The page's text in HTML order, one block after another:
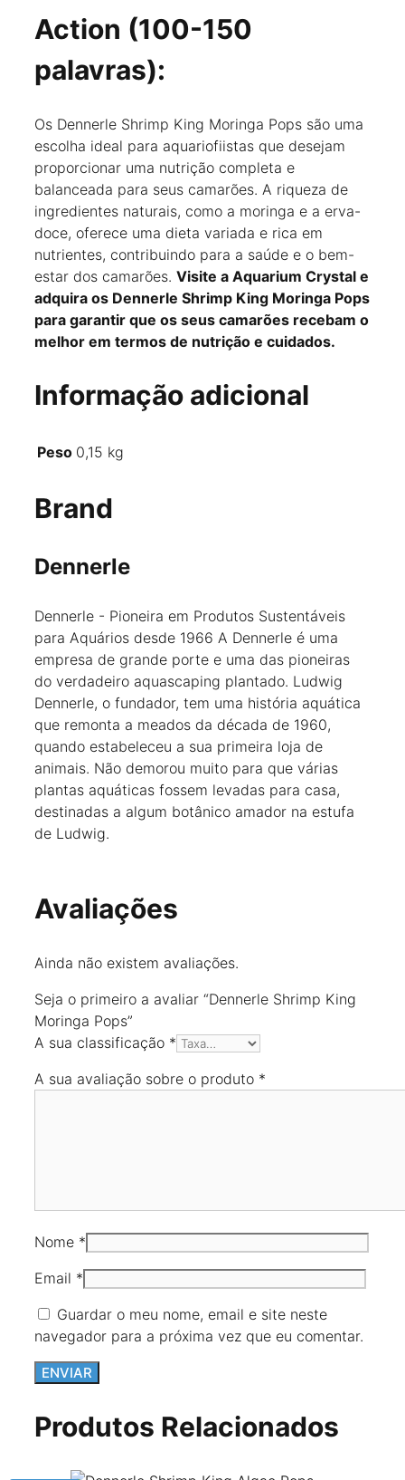
Action (100-150
palavras):
Os Dennerle Shrimp King Moringa Pops são uma
escolha ideal para aquariofiistas que desejam
proporcionar uma nutrição completa e
balanceada para seus camarões. A riqueza de
ingredientes naturais, como a moringa e a erva-
doce, oferece uma dieta variada e rica em
nutrientes, contribuindo para a saúde e o bem-
estar dos camarões. Visite a Aquarium Crystal e
adquira os Dennerle Shrimp King Moringa Pops
para garantir que os seus camarões recebam o
melhor em termos de nutrição e cuidados.
Informação adicional
Peso 0,15 kg
Brand
Dennerle
Dennerle - Pioneira em Produtos Sustentáveis
para Aquários desde 1966 A Dennerle é uma
empresa de grande porte e uma das pioneiras
do verdadeiro aquascaping plantado. Ludwig
Dennerle, o fundador, tem uma história aquática
que remonta a meados da década de 1960,
quando estabeleceu a sua primeira loja de
animais. Não demorou muito para que várias
plantas aquáticas fossem levadas para casa,
destinadas a algum botânico amador na estufa
de Ludwig.
Avaliações
Ainda não existem avaliações.
Seja o primeiro a avaliar “Dennerle Shrimp King
Moringa Pops”
A sua classificação *
A sua avaliação sobre o produto *
Nome *
Email *
Guardar o meu nome, email e site neste
navegador para a próxima vez que eu comentar.
Produtos Relacionados